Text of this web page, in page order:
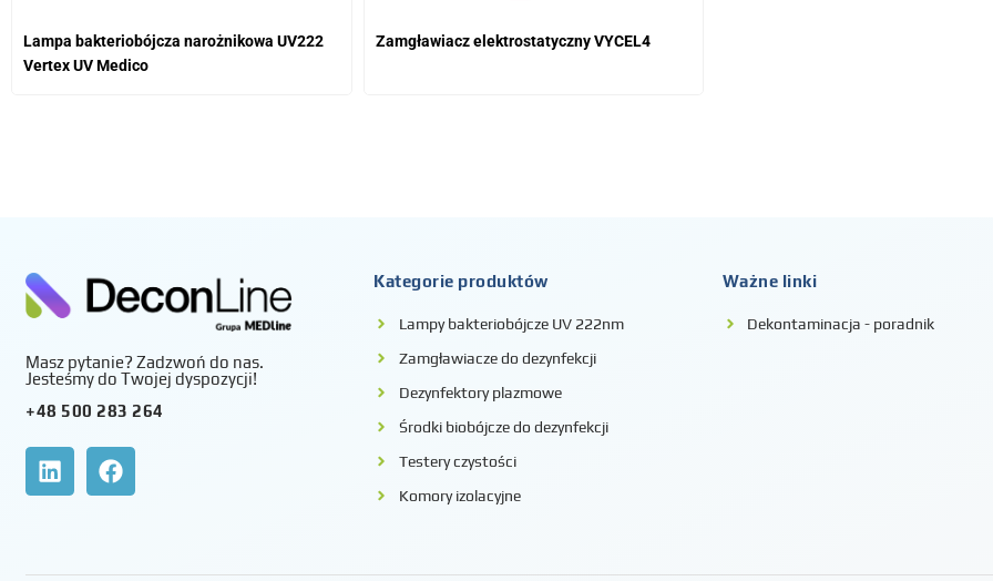
Lampa bakteriobójcza narożnikowa UV222
Vertex UV Medico
Zamgławiacz elektrostatyczny VYCEL4
Masz pytanie? Zadzwoń do nas.
Jesteśmy do Twojej dyspozycji!
+48 500 283 264
Kategorie produktów
Lampy bakteriobójcze UV 222nm
Zamgławiacze do dezynfekcji
Dezynfektory plazmowe
Środki biobójcze do dezynfekcji
Testery czystości
Komory izolacyjne
Ważne linki
Dekontaminacja - poradnik